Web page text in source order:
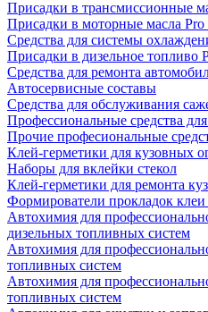
Присадки в трансмиссионные
Присадки в моторные масла Pro
Средства для системы
Присадки в дизельное топливо
Средства для ремонта
Автосервисные составы
Средства для обслуживания
Профессиональные средства
Прочие професиональные
Клей-герметики для кузовных
Наборы для вклейки стекол
Клей-герметики для ремонта
Формирователи прокладок клеи
Автохимия для
дизельных топливных систем
Автохимия для
топливных систем
Автохимия для
топливных систем